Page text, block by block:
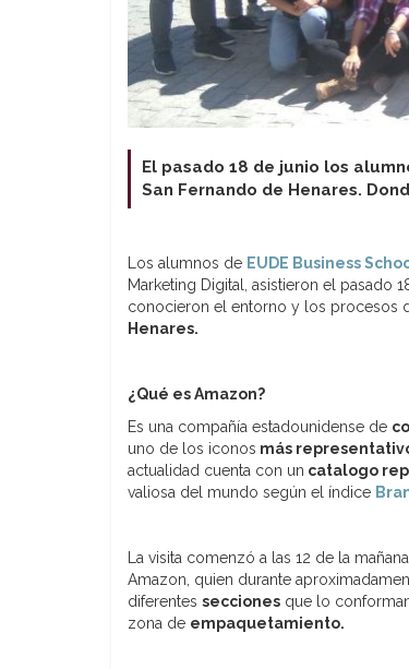
El pasado 18 de junio los
San Fernando de Henares.
Los alumnos de EUDE Business
Marketing Digital, asistieron el pasado
conocieron el entorno y los procesos
Henares.
¿Qué es Amazon?
Es una compañía estadounidense de
uno de los iconos más
actualidad cuenta con un catalogo
valiosa del mundo según el índice
La visita comenzó a las 12 de la
Amazon, quien durante
diferentes secciones que lo
zona de empaquetamiento.